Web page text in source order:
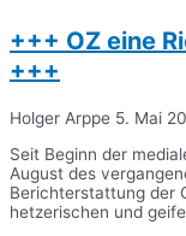
+++ OZ eine
+++
Holger Arppe 5. Mai
Seit Beginn der
August des
Berichterstattung der
hetzerischen und